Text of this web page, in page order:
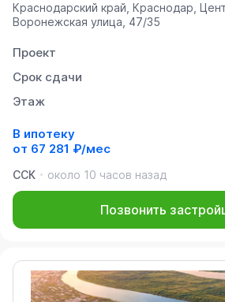
Краснодарский край, Краснодар,
Воронежская улица, 47/35
Проект
Срок сдачи
Этаж
В ипотеку
от 67 281 ₽/мес
ССК
около 10 часов назад
Позвонить